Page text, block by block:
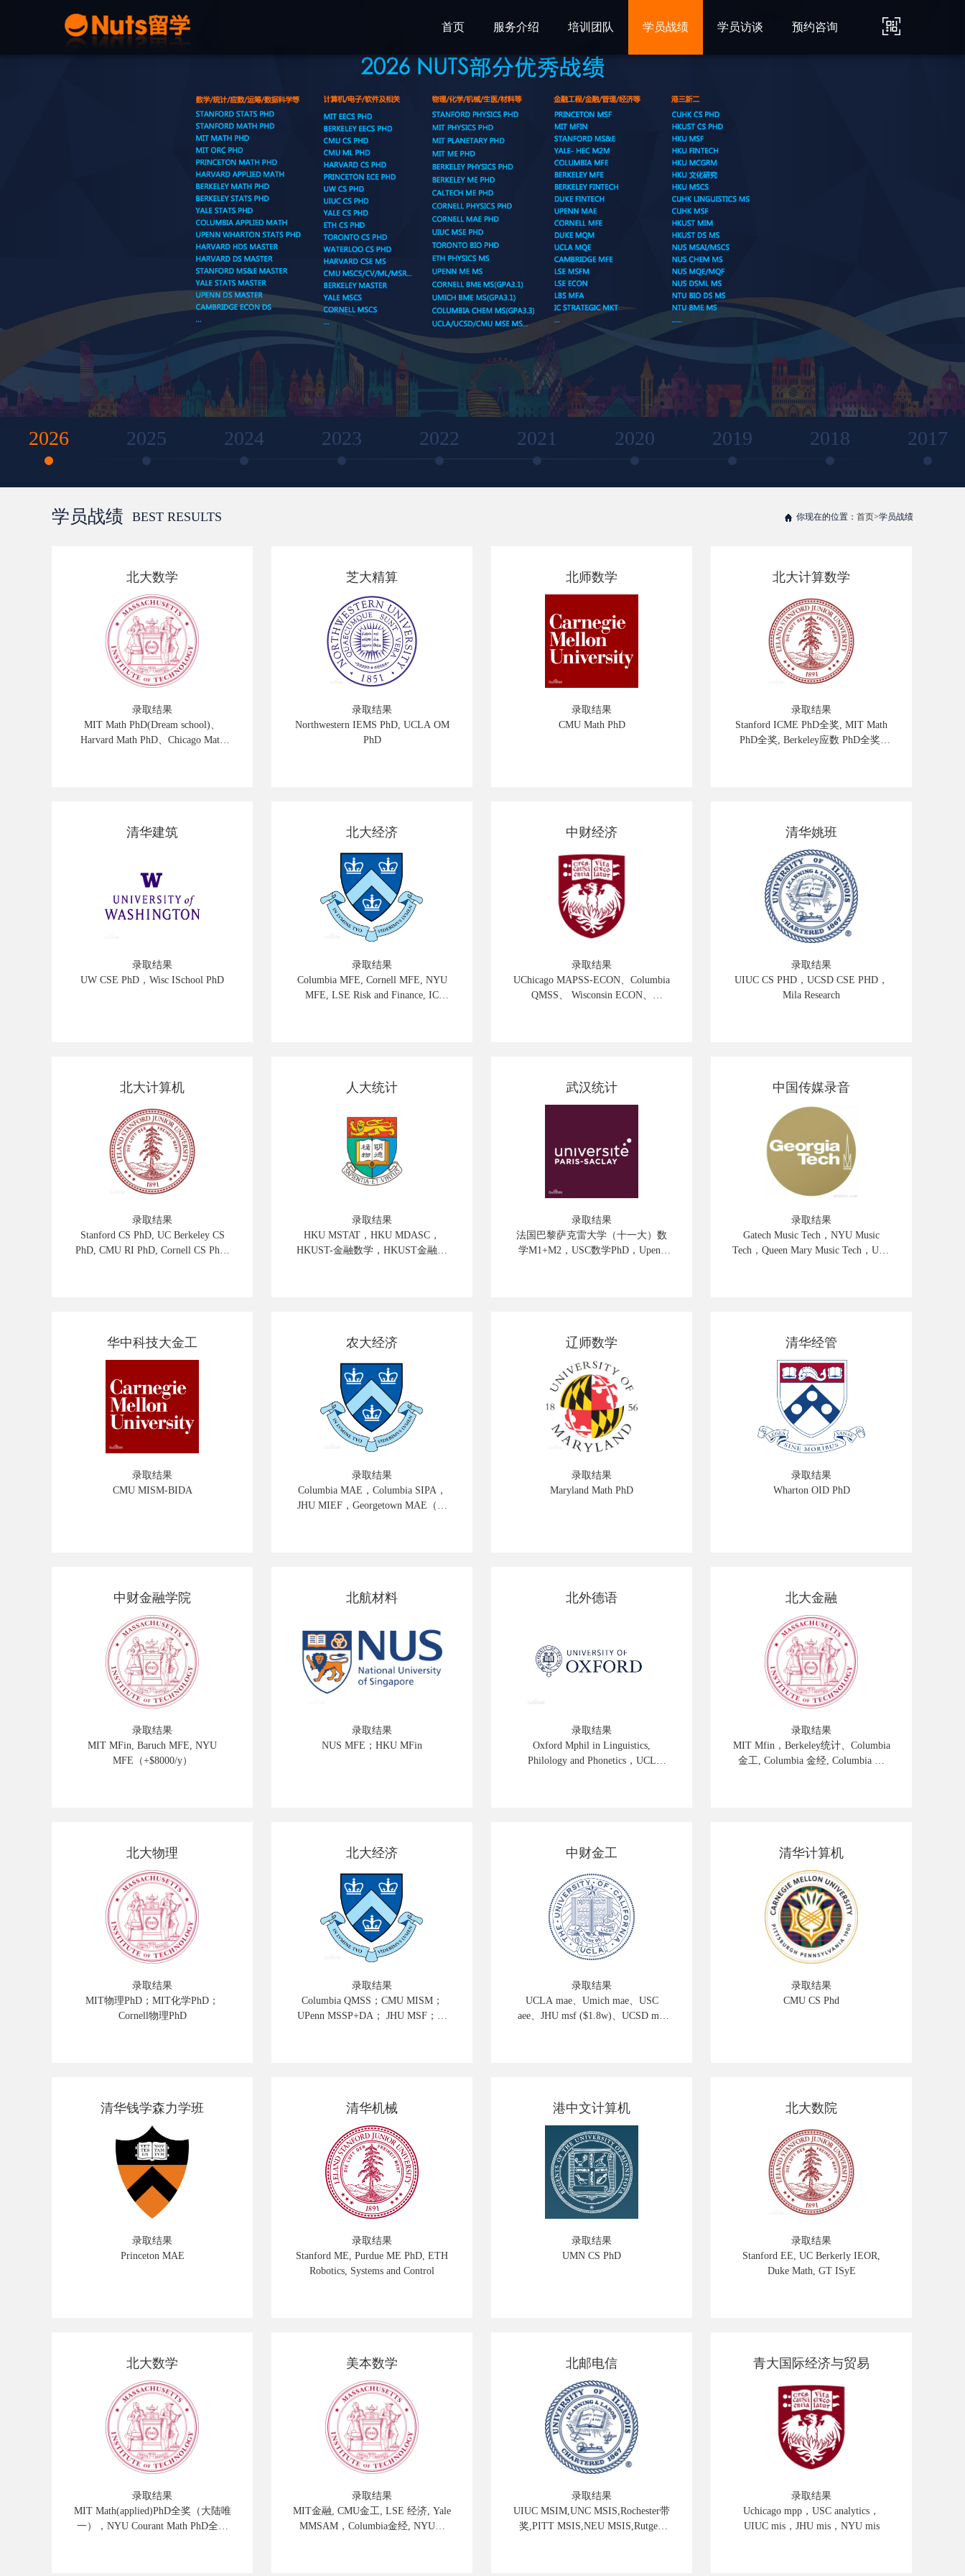
首页 服务介绍 培训团队 学员战绩 学员访谈 预约咨询
2026 2025 2024 2023 2022 2021 2020 2019 2018 2017
学员战绩 BEST RESULTS 你现在的位置： 首页>学员战绩
北大数学
录取结果
MIT Math PhD(Dream school)、
Harvard Math PhD、Chicago Math
芝大精算
录取结果
Northwestern IEMS PhD, UCLA OM
PhD
北师数学
录取结果
CMU Math PhD
北大计算数学
录取结果
Stanford ICME PhD全奖, MIT Math
PhD全奖, Berkeley应数 PhD全奖,
清华建筑
录取结果
UW CSE PhD，Wisc ISchool PhD
北大经济
录取结果
Columbia MFE, Cornell MFE, NYU
MFE, LSE Risk and Finance, IC
中财经济
录取结果
UChicago MAPSS-ECON、Columbia
QMSS、 Wisconsin ECON、
清华姚班
录取结果
UIUC CS PHD，UCSD CSE PHD，
Mila Research
北大计算机
录取结果
Stanford CS PhD, UC Berkeley CS
PhD, CMU RI PhD, Cornell CS PhD,
人大统计
录取结果
HKU MSTAT，HKU MDASC，
HKUST-金融数学，HKUST金融科
武汉统计
录取结果
法国巴黎萨克雷大学（十一大）数
学M1+M2，USC数学PhD，Upenn
中国传媒录音
录取结果
Gatech Music Tech，NYU Music
Tech，Queen Mary Music Tech，UPF
华中科技大金工
录取结果
CMU MISM-BIDA
农大经济
录取结果
Columbia MAE，Columbia SIPA，
JHU MIEF，Georgetown MAE（带
辽师数学
录取结果
Maryland Math PhD
清华经管
录取结果
Wharton OID PhD
中财金融学院
录取结果
MIT MFin, Baruch MFE, NYU
MFE（+$8000/y）
北航材料
录取结果
NUS MFE；HKU MFin
北外德语
录取结果
Oxford Mphil in Linguistics,
Philology and Phonetics，UCL
北大金融
录取结果
MIT Mfin，Berkeley统计、Columbia
金工, Columbia 金经, Columbia 金
北大物理
录取结果
MIT物理PhD；MIT化学PhD；
Cornell物理PhD
北大经济
录取结果
Columbia QMSS；CMU MISM；
UPenn MSSP+DA； JHU MSF；；
中财金工
录取结果
UCLA mae、Umich mae、USC
aee、JHU msf ($1.8w)、UCSD msf
清华计算机
录取结果
CMU CS Phd
清华钱学森力学班
录取结果
Princeton MAE
清华机械
录取结果
Stanford ME, Purdue ME PhD, ETH
Robotics, Systems and Control
港中文计算机
录取结果
UMN CS PhD
北大数院
录取结果
Stanford EE, UC Berkerly IEOR,
Duke Math, GT ISyE
北大数学
录取结果
MIT Math(applied)PhD全奖（大陆唯
一），NYU Courant Math PhD全奖
美本数学
录取结果
MIT金融, CMU金工, LSE 经济, Yale
MMSAM，Columbia金经, NYU金
北邮电信
录取结果
UIUC MSIM,UNC MSIS,Rochester带
奖,PITT MSIS,NEU MSIS,Rutgers
青大国际经济与贸易
录取结果
Uchicago mpp，USC analytics，
UIUC mis，JHU mis，NYU mis